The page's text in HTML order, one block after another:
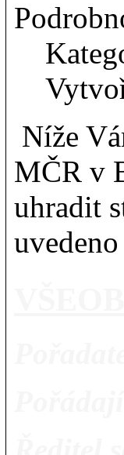
Níže
MČR v
uhradit